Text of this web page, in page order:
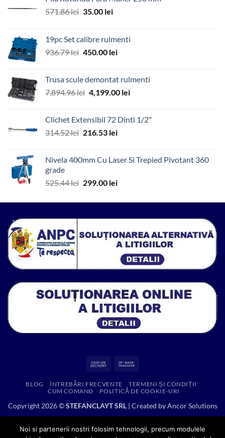
571.86lei Prețul
fost:
571.86 lei.
35.00 leiPrețul
35.00 lei.
19pc Set calibre rulmenti
936.79lei Prețul
fost:
936.79 lei.
450.00 leiPrețul
450.00 lei.
Trusa scule demontat rulmenti
7,894.96lei Prețul
fost:
7,894.96 lei.
4,199.00 leiPrețul
4,199.00 lei.
Clichet Extensibil 72 Dinti 1/2"
314.52lei Prețul
fost:
216.53 leiPrețul
216.53 lei.
Nivela 400mm Cu Laser Si Trepied Pivotant 360
grade
525.44lei Prețul
a
299.00 leiPrețul
este:
Cash
Delivery
BLOG ÎNTREBĂRI FRECVENTE
TERMENI ȘI CONDIȚII
CUM COMAND
POLITICĂ DE COOKIE-URI
Copyright 2026 ©STEFANCLAYT SRL| Created byAncor Solutions
Noi si partenerii nostri folosim tehnologii, precum modulele